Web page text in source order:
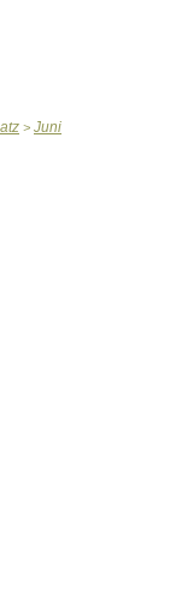
> Juni